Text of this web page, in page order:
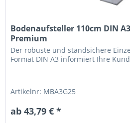
Bodenaufsteller 110cm DIN
Premium
Der robuste und standsichere
Format DIN A3 informiert Ihre
Artikelnr: MBA3G25
ab 43,79 € *